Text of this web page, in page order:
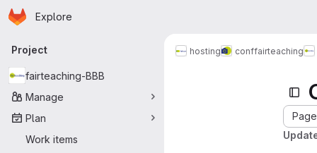
Skip to main content
Homepage
Explore
Primary navigation
Project
fairteaching-BBB
Manage
Plan
Work items
hosting conffairteaching